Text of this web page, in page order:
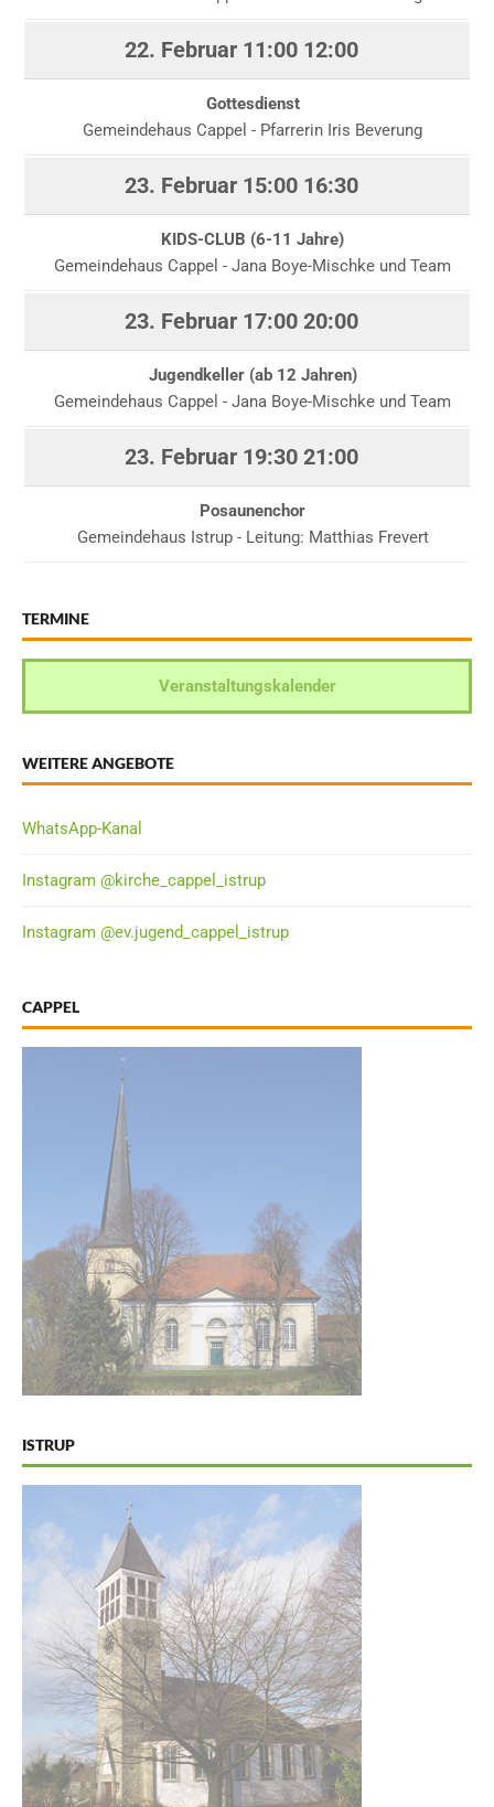
22. Februar 11:00 12:00
Gottesdienst
Gemeindehaus Cappel - Pfarrerin Iris Beverung
23. Februar 15:00 16:30
KIDS-CLUB (6-11 Jahre)
Gemeindehaus Cappel - Jana Boye-Mischke und Team
23. Februar 17:00 20:00
Jugendkeller (ab 12 Jahren)
Gemeindehaus Cappel - Jana Boye-Mischke und Team
23. Februar 19:30 21:00
Posaunenchor
Gemeindehaus Istrup - Leitung: Matthias Frevert
TERMINE
Veranstaltungskalender
WEITERE ANGEBOTE
WhatsApp-Kanal
Instagram @kirche_cappel_istrup
Instagram @ev.jugend_cappel_istrup
CAPPEL
ISTRUP